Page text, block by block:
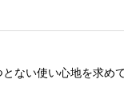
とない使い心地を求め